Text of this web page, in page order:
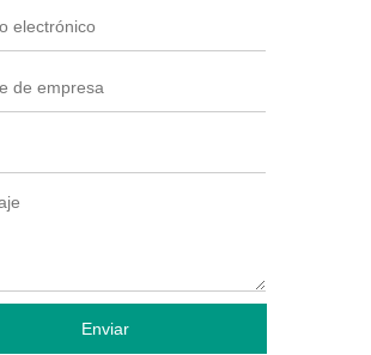
Enviar